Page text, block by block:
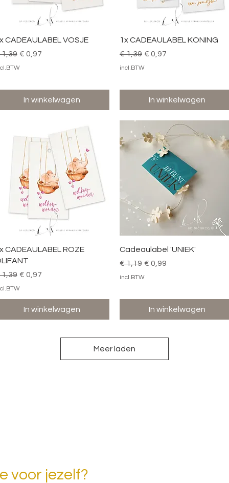
Snel overzicht
CADEAULABEL VOSJE
prijs
1,39 Verkoopprijs
€ 0,97
In winkelwagen
Snel overzicht
1x CADEAULABEL KONING
Normale prijs
€ 1,39 Verkoopprijs
€ 0,97
incl.BTW
In winkelwagen
Snel overzicht
CADEAULABEL ROZE
prijs
1,39 Verkoopprijs
€ 0,97
In winkelwagen
Snel overzicht
Cadeaulabel 'UNIEK'
Normale prijs
€ 1,19 Verkoopprijs
€ 0,99
incl.BTW
In winkelwagen
Meer laden
voor jezelf?